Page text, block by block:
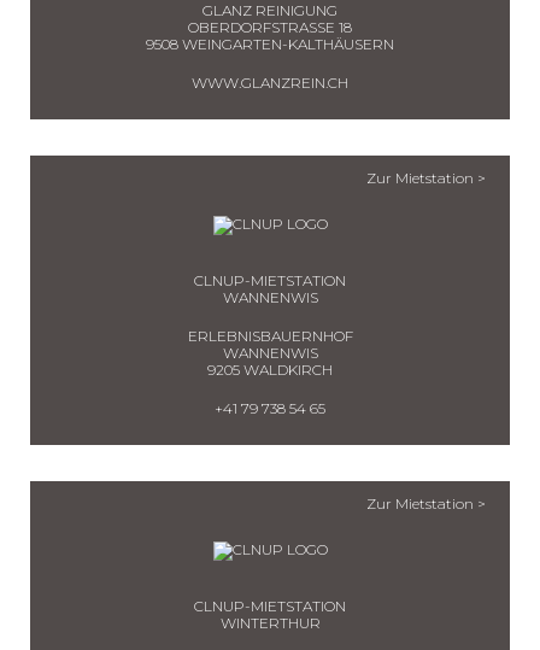
GLANZ REINIGUNG
OBERDORFSTRASSE 18
9508 WEINGARTEN-KALTHÄUSERN
WWW.GLANZREIN.CH
CLNUP-MIETSTATION
WANNENWIS
ERLEBNISBAUERNHOF
WANNENWIS
9205 WALDKIRCH
+41 79 738 54 65
Zur Mietstation >
CLNUP-MIETSTATION
WINTERTHUR
Zur Mietstation >